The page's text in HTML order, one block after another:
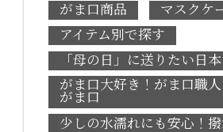
がま口商品
マスクケ
アイテム別で探す
「母の日」に送りたい日
がま口大好き！がま口職
がま口
少しの水濡れにも安心！